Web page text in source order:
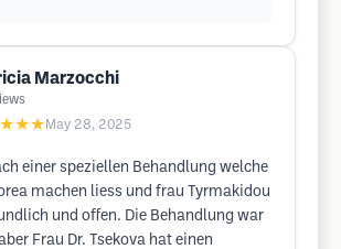
Marzocchi
May 28, 2025
einer speziellen Behandlung welche
machen liess und frau Tyrmakidou
und offen. Die Behandlung war
Frau Dr. Tsekova hat einen